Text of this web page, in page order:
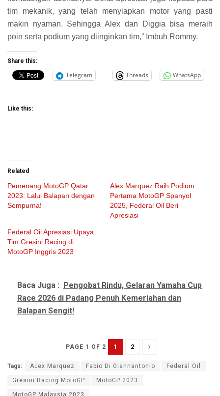
tim mekanik, yang telah menyiapkan motor yang pasti
makin nyaman. Sehingga Alex dan Diggia bisa meraih
poin serta podium yang diinginkan tim,” Imbuh Rommy.
Share this:
Telegram Threads WhatsApp
Like this:
Related
Pemenang MotoGP Qatar
2023: Lalui Balapan dengan
Sempurna!
Alex Marquez Raih Podium
Pertama MotoGP Spanyol
2025, Federal Oil Beri
Apresiasi
Federal Oil Apresiasi Upaya
Tim Gresini Racing di
MotoGP Inggris 2023
Baca Juga : Pengobat Rindu, Gelaran Yamaha Cup
Race 2026 di Padang Penuh Kemeriahan dan
Balapan Sengit!
PAGE 1 OF 2 1 2
Tags: ALex Marquez Fabio Di Giannantonio Federal Oil
Gresini Racing MotoGP MotoGP 2023
MotoGP Malaysia 2023